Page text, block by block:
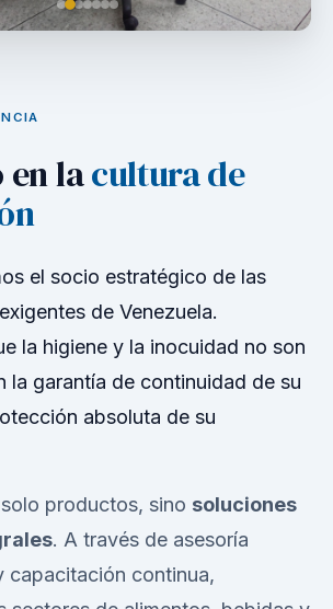
en lacultura de
el socio estratégico de las
de Venezuela.
la higiene y la inocuidad no son
la garantía de continuidad de su
absoluta de su
productos, sino soluciones
. A través de asesoría
capacitación continua,